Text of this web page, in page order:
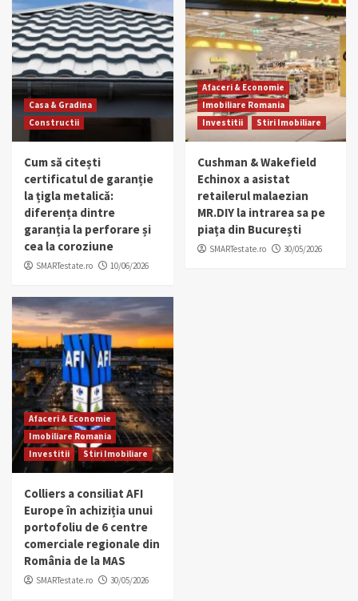
Casa & Gradina
Constructii
Cum să citești
certificatul de garanție
la țigla metalică:
diferența dintre
garanția la perforare și
cea la coroziune
SMARTestate.ro 10/06/2026
Afaceri & Economie
Imobiliare Romania
Investitii
Stiri Imobiliare
Cushman & Wakefield
Echinox a asistat
retailerul malaezian
MR.DIY la intrarea sa pe
piața din București
SMARTestate.ro 30/05/2026
Afaceri & Economie
Imobiliare Romania
Investitii
Stiri Imobiliare
Colliers a consiliat AFI
Europe în achiziția unui
portofoliu de 6 centre
comerciale regionale din
România de la MAS
SMARTestate.ro 30/05/2026